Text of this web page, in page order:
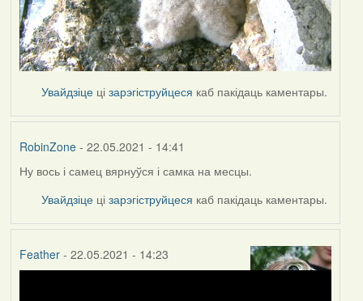
Увайдзіце цізарэгіструйцеся каб пакідаць каментары.
RobinZone- 22.05.2021 - 14:41
Ну вось і самец вярнуўся і самка на месцы.
Увайдзіце цізарэгіструйцеся каб пакідаць каментары.
Feather- 22.05.2021 - 14:23